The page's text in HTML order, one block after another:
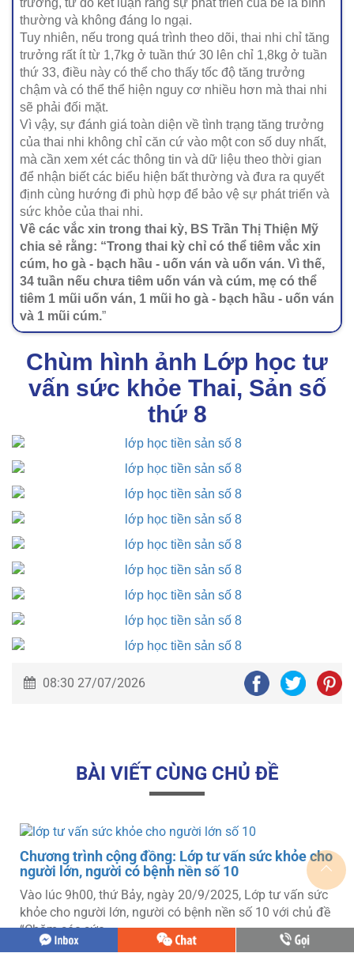
trưởng, từ đó kết luận rằng sự phát triển của bé là bình
thường và không đáng lo ngại.
Tuy nhiên, nếu trong quá trình theo dõi, thai nhi chỉ tăng
trưởng rất ít từ 1,7kg ở tuần thứ 30 lên chỉ 1,8kg ở tuần
thứ 33, điều này có thể cho thấy tốc độ tăng trưởng
chậm và có thể thể hiện nguy cơ nhiều hơn mà thai nhi
sẽ phải đối mặt.
Vì vậy, sự đánh giá toàn diện về tình trạng tăng trưởng
của thai nhi không chỉ căn cứ vào một con số duy nhất,
mà cần xem xét các thông tin và dữ liệu theo thời gian
để nhận biết các biểu hiện bất thường và đưa ra quyết
định cùng hướng đi phù hợp để bảo vệ sự phát triển và
sức khỏe của thai nhi.
Về các vắc xin trong thai kỳ, BS Trần Thị Thiện Mỹ
chia sẻ rằng: “Trong thai kỳ chỉ có thể tiêm vắc xin
cúm, ho gà - bạch hầu - uốn ván và uốn ván. Vì thế,
34 tuần nếu chưa tiêm uốn ván và cúm, mẹ có thể
tiêm 1 mũi uốn ván, 1 mũi ho gà - bạch hầu - uốn ván
và 1 mũi cúm.”
Chùm hình ảnh Lớp học tư
vấn sức khỏe Thai, Sản số
thứ 8
08:30 27/07/2026
BÀI VIẾT CÙNG CHỦ ĐỀ
Lớp tư vấn sức khỏe cho
nền số 10
20/9/2025, Lớp tư vấn sức
bệnh nền số 10 với chủ đề